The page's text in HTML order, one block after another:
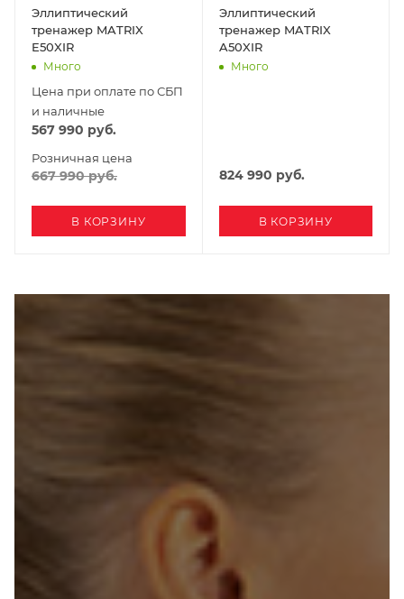
Эллиптический
тренажер MATRIX
E50XIR
Много
Цена при оплате по СБП
и наличные
567 990 руб.
Розничная цена
667 990руб.
В КОРЗИНУ
Эллиптический
тренажер MATRIX
A50XIR
Много
824 990 руб.
В КОРЗИНУ